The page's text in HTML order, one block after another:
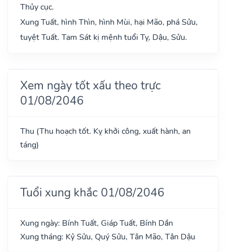
Thủy cục.
Xung Tuất, hình Thìn, hình Mùi, hại Mão, phá Sửu,
tuyệt Tuất. Tam Sát kị mệnh tuổi Tỵ, Dậu, Sửu.
Xem ngày tốt xấu theo trực
01/08/2046
Thu (Thu hoạch tốt. Kỵ khởi công, xuất hành, an
táng)
Tuổi xung khắc 01/08/2046
Xung ngày: Bính Tuất, Giáp Tuất, Bính Dần
Xung tháng: Kỷ Sửu, Quý Sửu, Tân Mão, Tân Dậu